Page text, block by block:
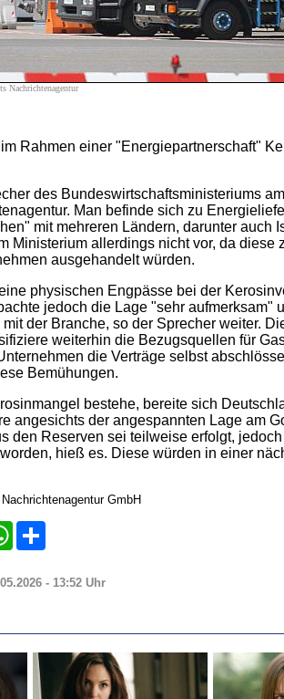
Nachrichtenagentur
Rahmen einer "Energiepartnerschaft"
des Bundeswirtschaftsministeriums
Man befinde sich zu
mit mehreren Ländern, darunter auch
Ministerium allerdings nicht vor, da diese
ausgehandelt würden.
physischen Engpässe bei der
jedoch die Lage "sehr aufmerksam"
der Branche, so der Sprecher weiter.
weiterhin die Bezugsquellen für
die Verträge selbst
Bemühungen.
bestehe, bereite sich
angesichts der angespannten Lage am
den Reserven sei teilweise erfolgt,
hieß es. Diese würden in einer
GmbH
WhatsApp
- 13:52 Uhr